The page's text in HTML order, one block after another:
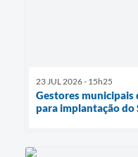
23 JUL 2026 - 15h25
Gestores
para implantação do